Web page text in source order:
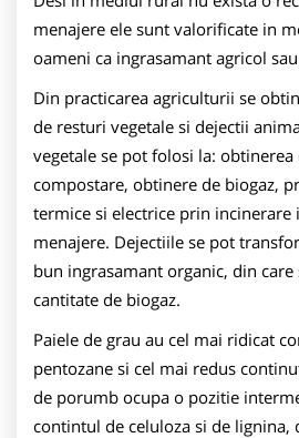
menajere ele sunt valorificate in
oameni ca ingrasamant agricol
Din practicarea agriculturii se
de resturi vegetale si dejectii
vegetale se pot folosi la: obtinerea
compostare, obtinere de biogaz,
termice si electrice prin incinerare
menajere. Dejectiile se pot
bun ingrasamant organic, din
cantitate de biogaz.
Paiele de grau au cel mai ridicat
pentozane si cel mai redus
de porumb ocupa o pozitie
contintul de celuloza si de lignina,